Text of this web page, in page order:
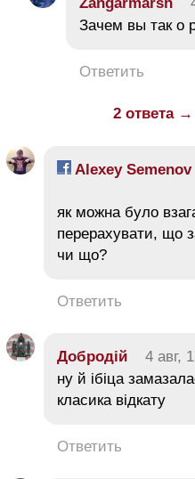
Зачем вы так о
Ответить
2 ответа →
Alexey Semenov
як можна було
перерахувати, що
чи що?
Ответить
Добродій 4 авг,
ну й ібіца
класика відкату
Ответить